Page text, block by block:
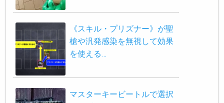
《スキル・プリズナー》が聖
槍や汎発感染を無視して効果
を使える…
マスターキービートルで選択